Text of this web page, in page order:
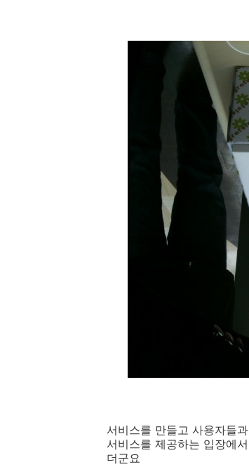
서비스를 만들고 사용자들
서비스를 제공하는 입장에
더군요